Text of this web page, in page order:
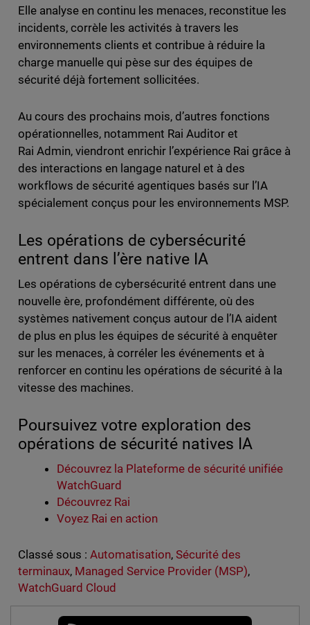
Elle analyse en continu les menaces, reconstitue les
incidents, corrèle les activités à travers les
environnements clients et contribue à réduire la
charge manuelle qui pèse sur des équipes de
sécurité déjà fortement sollicitées.
Au cours des prochains mois, d’autres fonctions
opérationnelles, notamment Rai Auditor et
Rai Admin, viendront enrichir l’expérience Rai grâce à
des interactions en langage naturel et à des
workflows de sécurité agentiques basés sur l’IA
spécialement conçus pour les environnements MSP.
Les opérations de cybersécurité
entrent dans l’ère native IA
Les opérations de cybersécurité entrent dans une
nouvelle ère, profondément différente, où des
systèmes nativement conçus autour de l’IA aident
de plus en plus les équipes de sécurité à enquêter
sur les menaces, à corréler les événements et à
renforcer en continu les opérations de sécurité à la
vitesse des machines.
Poursuivez votre exploration des
opérations de sécurité natives IA
Découvrez la Plateforme de sécurité unifiée
WatchGuard
Découvrez Rai
Voyez Rai en action
Classé sous : Automatisation,Sécurité des
terminaux, Managed Service Provider (MSP),
WatchGuard Cloud